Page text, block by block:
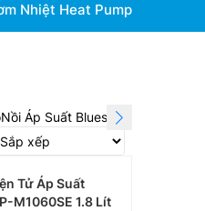
Nhiệt Heat Pump
Nồi Áp Suất Bluestone
Tử Áp Suất
M1060SE 1.8 Lít